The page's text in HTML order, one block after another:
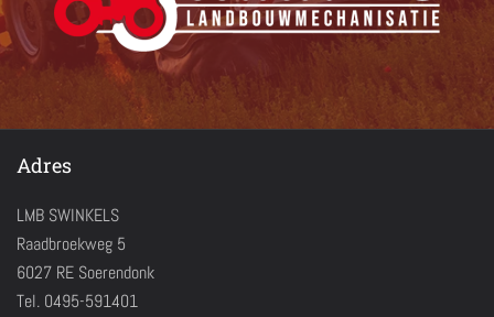
Adres
LMB SWINKELS
Raadbroekweg 5
6027 RE Soerendonk
Tel. 0495-591401